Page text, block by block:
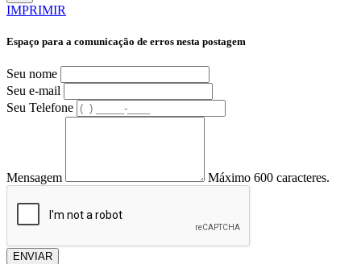
IMPRIMIR
Espaço para a comunicação de erros nesta postagem
Seu nome
Seu e-mail
Seu Telefone
Mensagem Máximo 600 caracteres.
ENVIAR